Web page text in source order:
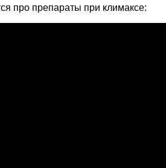
про препараты при климаксе: